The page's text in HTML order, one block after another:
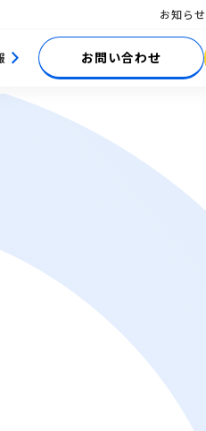
お知らせ
お問い合わせ